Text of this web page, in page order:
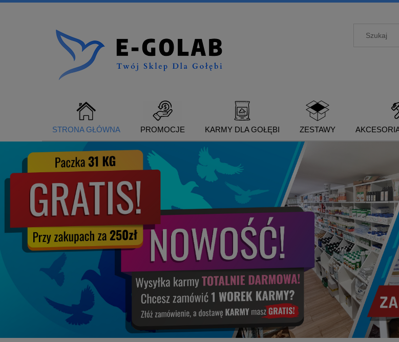
STRONA GŁÓWNA PROMOCJE KARMY DLA GOŁĘBI ZESTAWY
SUPLEMENTY DLA GOŁĘBI KONTAKT